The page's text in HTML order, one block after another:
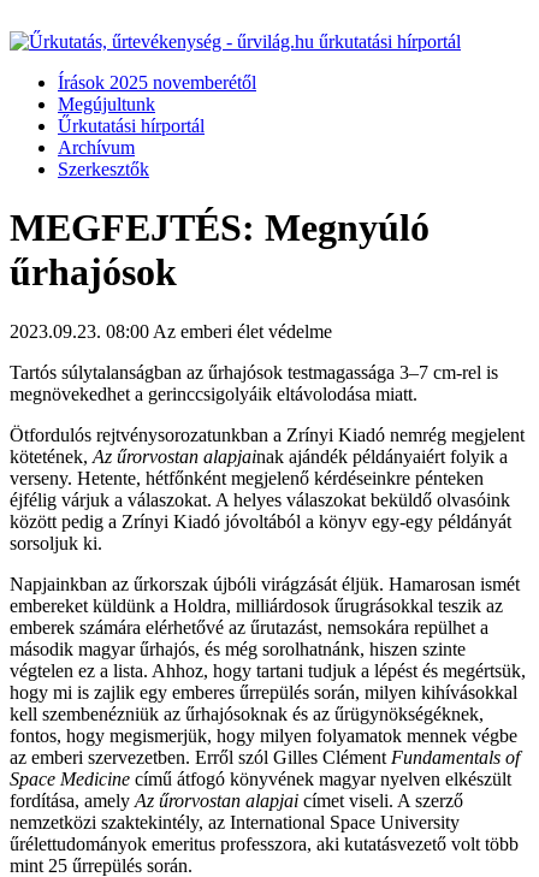
Írások 2025 novemberétől
Megújultunk
Űrkutatási hírportál
Archívum
Szerkesztők
MEGFEJTÉS: Megnyúló
űrhajósok
2023.09.23. 08:00 Az emberi élet védelme
Tartós súlytalanságban az űrhajósok testmagassága 3–7 cm-rel is
megnövekedhet a gerinccsigolyáik eltávolodása miatt.
Ötfordulós rejtvénysorozatunkban a Zrínyi Kiadó nemrég megjelent
kötetének, Az űrorvostan alapjainak ajándék példányaiért folyik a
verseny. Hetente, hétfőnként megjelenő kérdéseinkre pénteken
éjfélig várjuk a válaszokat. A helyes válaszokat beküldő olvasóink
között pedig a Zrínyi Kiadó jóvoltából a könyv egy-egy példányát
sorsoljuk ki.
Napjainkban az űrkorszak újbóli virágzását éljük. Hamarosan ismét
embereket küldünk a Holdra, milliárdosok űrugrásokkal teszik az
emberek számára elérhetővé az űrutazást, nemsokára repülhet a
második magyar űrhajós, és még sorolhatnánk, hiszen szinte
végtelen ez a lista. Ahhoz, hogy tartani tudjuk a lépést és megértsük,
hogy mi is zajlik egy emberes űrrepülés során, milyen kihívásokkal
kell szembenézniük az űrhajósoknak és az űrügynökségéknek,
fontos, hogy megismerjük, hogy milyen folyamatok mennek végbe
az emberi szervezetben. Erről szól Gilles Clément Fundamentals of
Space Medicine című átfogó könyvének magyar nyelven elkészült
fordítása, amely Az űrorvostan alapjai címet viseli. A szerző
nemzetközi szaktekintély, az International Space University
űrélettudományok emeritus professzora, aki kutatásvezető volt több
mint 25 űrrepülés során.